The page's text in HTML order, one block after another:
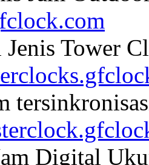
Jenis Tower
Digital